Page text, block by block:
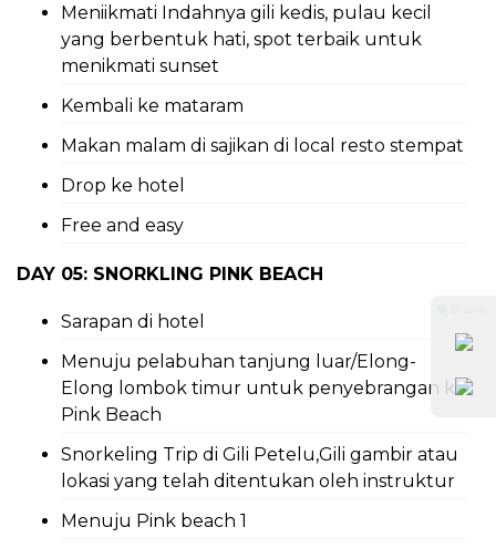
Meniikmati Indahnya gili kedis, pulau kecil
yang berbentuk hati, spot terbaik untuk
menikmati sunset
Kembali ke mataram
Makan malam di sajikan di local resto stempat
Drop ke hotel
Free and easy
DAY 05: SNORKLING PINK BEACH
Sarapan di hotel
Menuju pelabuhan tanjung luar/Elong-
Elong lombok timur untuk penyebrangan ke
Pink Beach
Snorkeling Trip di Gili Petelu,Gili gambir atau
lokasi yang telah ditentukan oleh instruktur
Menuju Pink beach 1